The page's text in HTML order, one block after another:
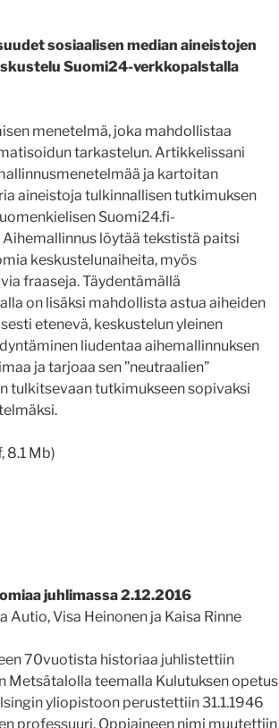
sosiaalisen median aineistojen
Suomi24­-verkkopalstalla
menetelmä, joka mahdollistaa
tarkastelun. Artikkelissani
ja kartoitan
aineistoja tulkinnallisen tutkimuksen
Suomi24.fi­
löytää tekstistä paitsi
keskustelunaiheita, myös
fraaseja. Täydentämällä
on lisäksi mahdollista astua aiheiden
etenevä, keskustelun yleinen
liudentaa aihemallinnuksen
ja tarjoaa sen ”neutraalien”
tulkitsevaan tutkimukseen sopivaksi
8.1 Mb)
juhlimassa 2.12.2016
Autio, Visa Heinonen ja Kaisa Rinne
70­vuotista historiaa juhlistettiin
Metsätalolla teemalla Kulutuksen opetus
yliopistoon perustettiin 31.1.1946
professuuri. Oppiaineen nimi muutettiin